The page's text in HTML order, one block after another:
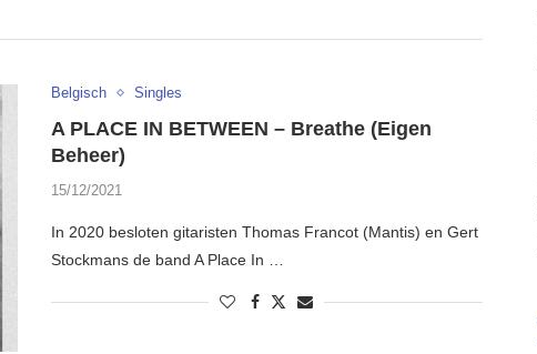
Belgisch Singles
A PLACE IN BETWEEN – Breathe (Eigen
Beheer)
15/12/2021
In 2020 besloten gitaristen Thomas Francot (Mantis) en Gert
Stockmans de band A Place In …